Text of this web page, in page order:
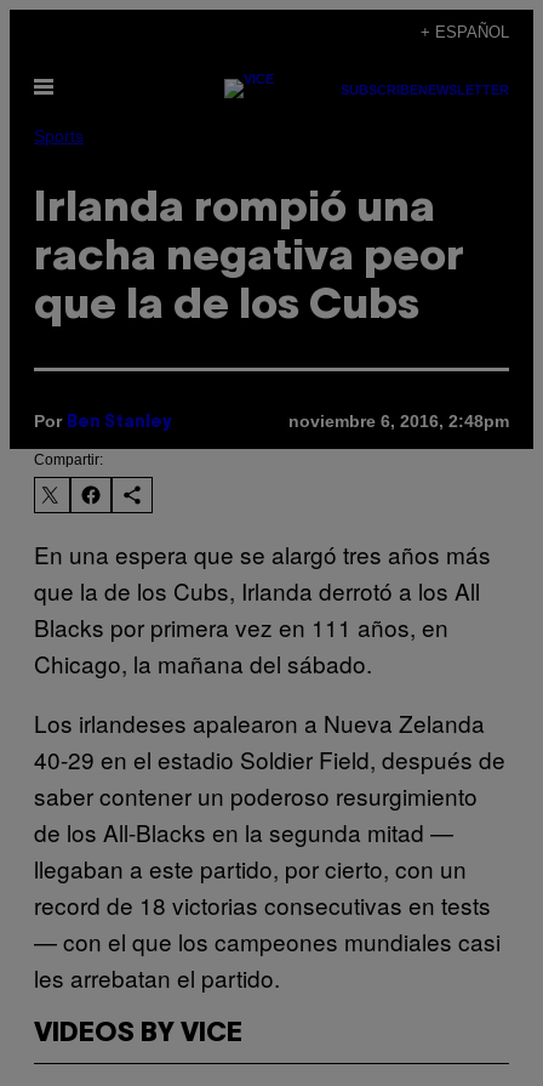
contenido
+ ESPAÑOL
Abrir
SUBSCRIBENEWSLETTER
Sports
Irlanda rompió una
racha negativa peor
que la de los Cubs
Por Ben Stanley noviembre 6, 2016, 2:48pm
Compartir:
En una espera que se alargó tres años más
que la de los Cubs, Irlanda derrotó a los All
Blacks por primera vez en 111 años, en
Chicago, la mañana del sábado.
Los irlandeses apalearon a Nueva Zelanda
40-29 en el estadio Soldier Field, después de
saber contener un poderoso resurgimiento
de los All-Blacks en la segunda mitad —
llegaban a este partido, por cierto, con un
record de 18 victorias consecutivas en tests
— con el que los campeones mundiales casi
les arrebatan el partido.
VIDEOS BY VICE